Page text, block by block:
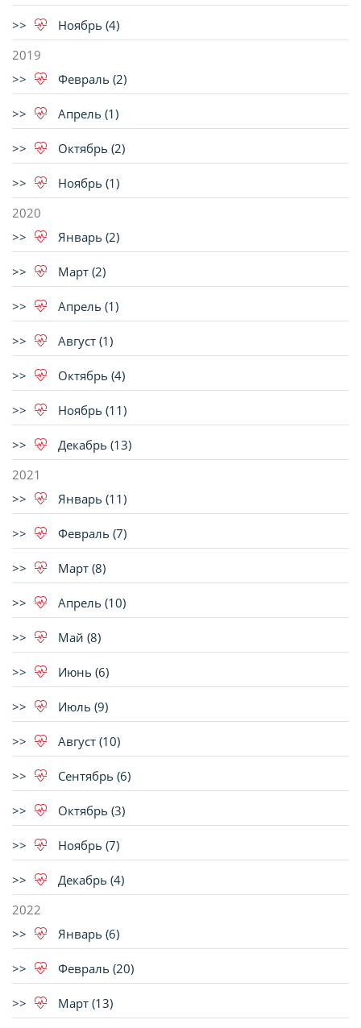
Ноябрь (4)
2019
Февраль (2)
Апрель (1)
Октябрь (2)
Ноябрь (1)
2020
Январь (2)
Март (2)
Апрель (1)
Август (1)
Октябрь (4)
Ноябрь (11)
Декабрь (13)
2021
Январь (11)
Февраль (7)
Март (8)
Апрель (10)
Май (8)
Июнь (6)
Июль (9)
Август (10)
Сентябрь (6)
Октябрь (3)
Ноябрь (7)
Декабрь (4)
2022
Январь (6)
Февраль (20)
Март (13)